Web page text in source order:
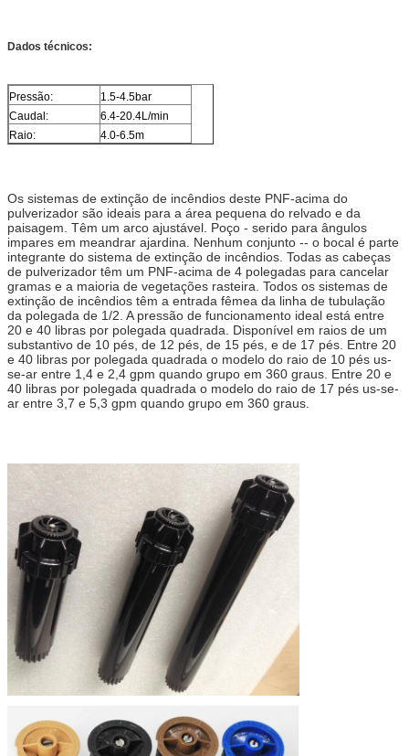
Dados técnicos:
Pressão:
1.5-4.5bar
Caudal:
6.4-20.4L/min
Raio:
4.0-6.5m
Os sistemas de extinção de incêndios deste PNF-acima do
pulverizador são ideais para a área pequena do relvado e da
paisagem. Têm um arco ajustável. Poço - serido para ângulos
impares em meandrar ajardina. Nenhum conjunto -- o bocal é parte
integrante do sistema de extinção de incêndios. Todas as cabeças
de pulverizador têm um PNF-acima de 4 polegadas para cancelar
gramas e a maioria de vegetações rasteira. Todos os sistemas de
extinção de incêndios têm a entrada fêmea da linha de tubulação
da polegada de 1/2. A pressão de funcionamento ideal está entre
20 e 40 libras por polegada quadrada. Disponível em raios de um
substantivo de 10 pés, de 12 pés, de 15 pés, e de 17 pés. Entre 20
e 40 libras por polegada quadrada o modelo do raio de 10 pés us-
se-ar entre 1,4 e 2,4 gpm quando grupo em 360 graus. Entre 20 e
40 libras por polegada quadrada o modelo do raio de 17 pés us-se-
ar entre 3,7 e 5,3 gpm quando grupo em 360 graus.